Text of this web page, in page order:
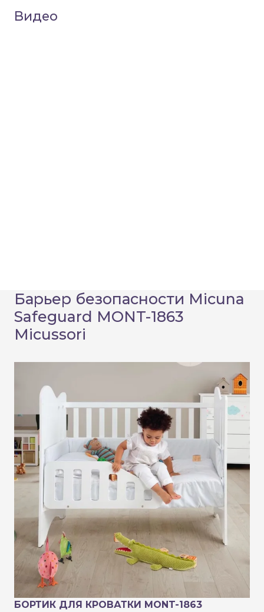
Видео
Барьер безопасности Micuna
Safeguard MONT-1863
Micussori
БОРТИК ДЛЯ КРОВАТКИ MONT-1863